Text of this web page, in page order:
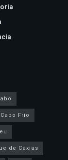
Cabo Frio
de Caxias